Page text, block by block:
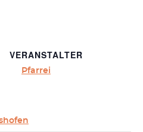
VERANSTALTER
Pfarrei